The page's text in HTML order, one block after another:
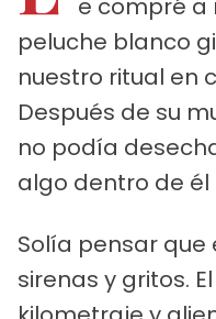
e compré a
peluche blanco
nuestro ritual en
Después de su
no podía
algo dentro de él
Solía pensar que
sirenas y gritos.